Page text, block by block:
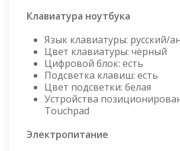
Клавиатура ноутбука
Язык клавиатуры: русский/
Цвет клавиатуры: чёрный
Цифровой блок: есть
Подсветка клавиш: есть
Цвет подсветки: белая
Устройства
Touchpad
Электропитание